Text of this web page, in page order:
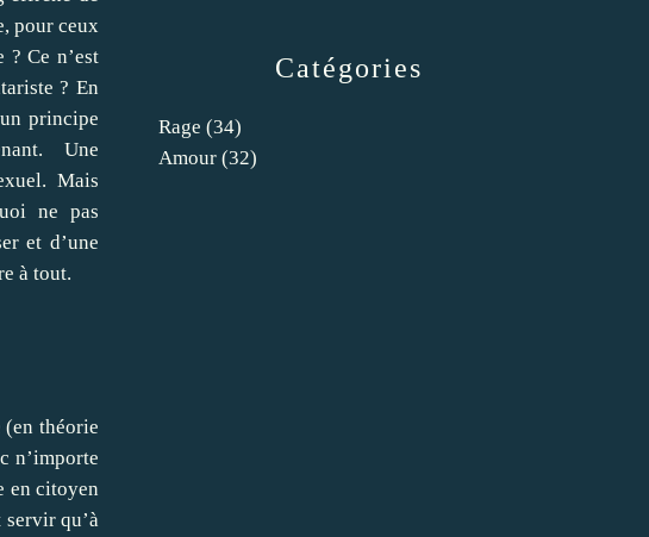
pour ceux
? Ce n’est
? En
principe
Une
Mais
ne pas
et d’une
à tout.
théorie
n’importe
en citoyen
qu’à
Catégories
Rage (34)
Amour (32)